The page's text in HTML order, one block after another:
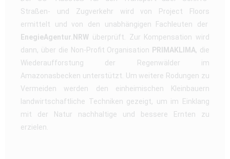
Straßen- und Zugverkehr wird von Project Floors
ermittelt und von den unabhängigen Fachleuten der
EnegieAgentur.NRW überprüft. Zur Kompensation wird
dann, über die Non-Profit Organisation PRIMAKLIMA, die
Wiederaufforstung der Regenwälder im
Amazonasbecken unterstützt. Um weitere Rodungen zu
Vermeiden werden den einheimischen Kleinbauern
landwirtschaftliche Techniken gezeigt, um im Einklang
mit der Natur nachhaltige und bessere Ernten zu
erzielen.